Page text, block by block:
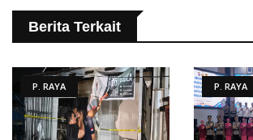
Berita Terkait
P. RAYA P. RAYA